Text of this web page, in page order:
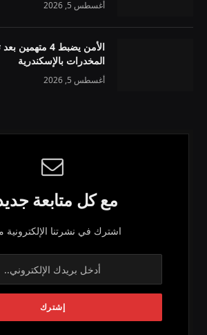
أغسطس 5, 2026
الأمن يضبط 4
المخدرات بالإسكندرية
أغسطس 5, 2026
مع كل متابعة
اشترك في نشرتنا الإلكترونية